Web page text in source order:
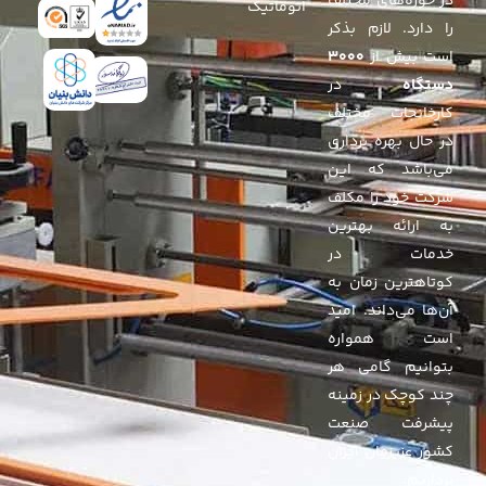
را دارد. لازم بذکر
است بیش از۳۰۰۰
دستگاهدر
کارخانجات مختلف
در حال بهره برداری
می‌باشد که این
شرکت خود را مکلف
به ارائه بهترین
خدمات در
کوتاهترین زمان به
آن‌ها می‌داند. امید
است همواره
بتوانیم گامی هر
چند کوچک در زمینه
پیشرفت صنعت
کشور عزیزمان ایران
اتوماتیک